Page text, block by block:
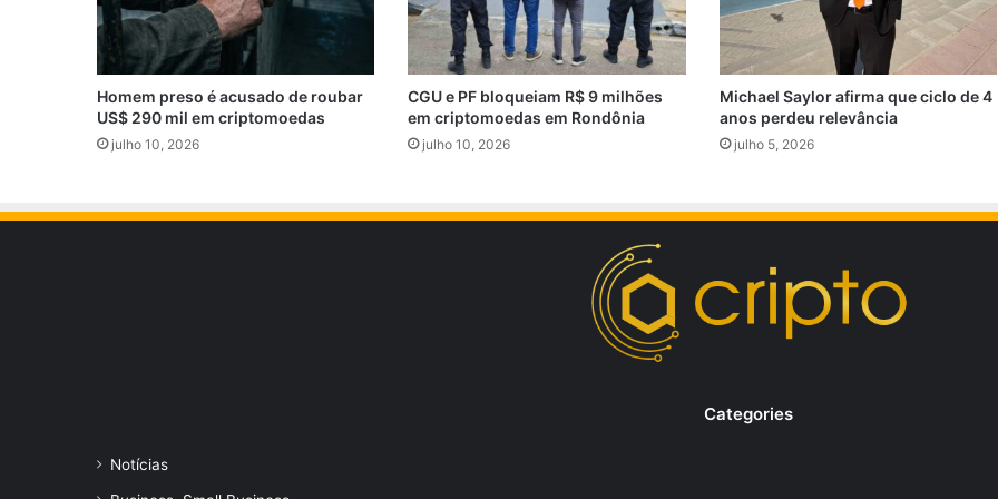
Homem preso é acusado de roubar
US$ 290 mil em criptomoedas
julho 10, 2026
CGU e PF bloqueiam R$ 9 milhões
em criptomoedas em Rondônia
julho 10, 2026
Michael Saylor afirma que ciclo de 4
anos perdeu relevância
julho 5, 2026
Categories
Notícias